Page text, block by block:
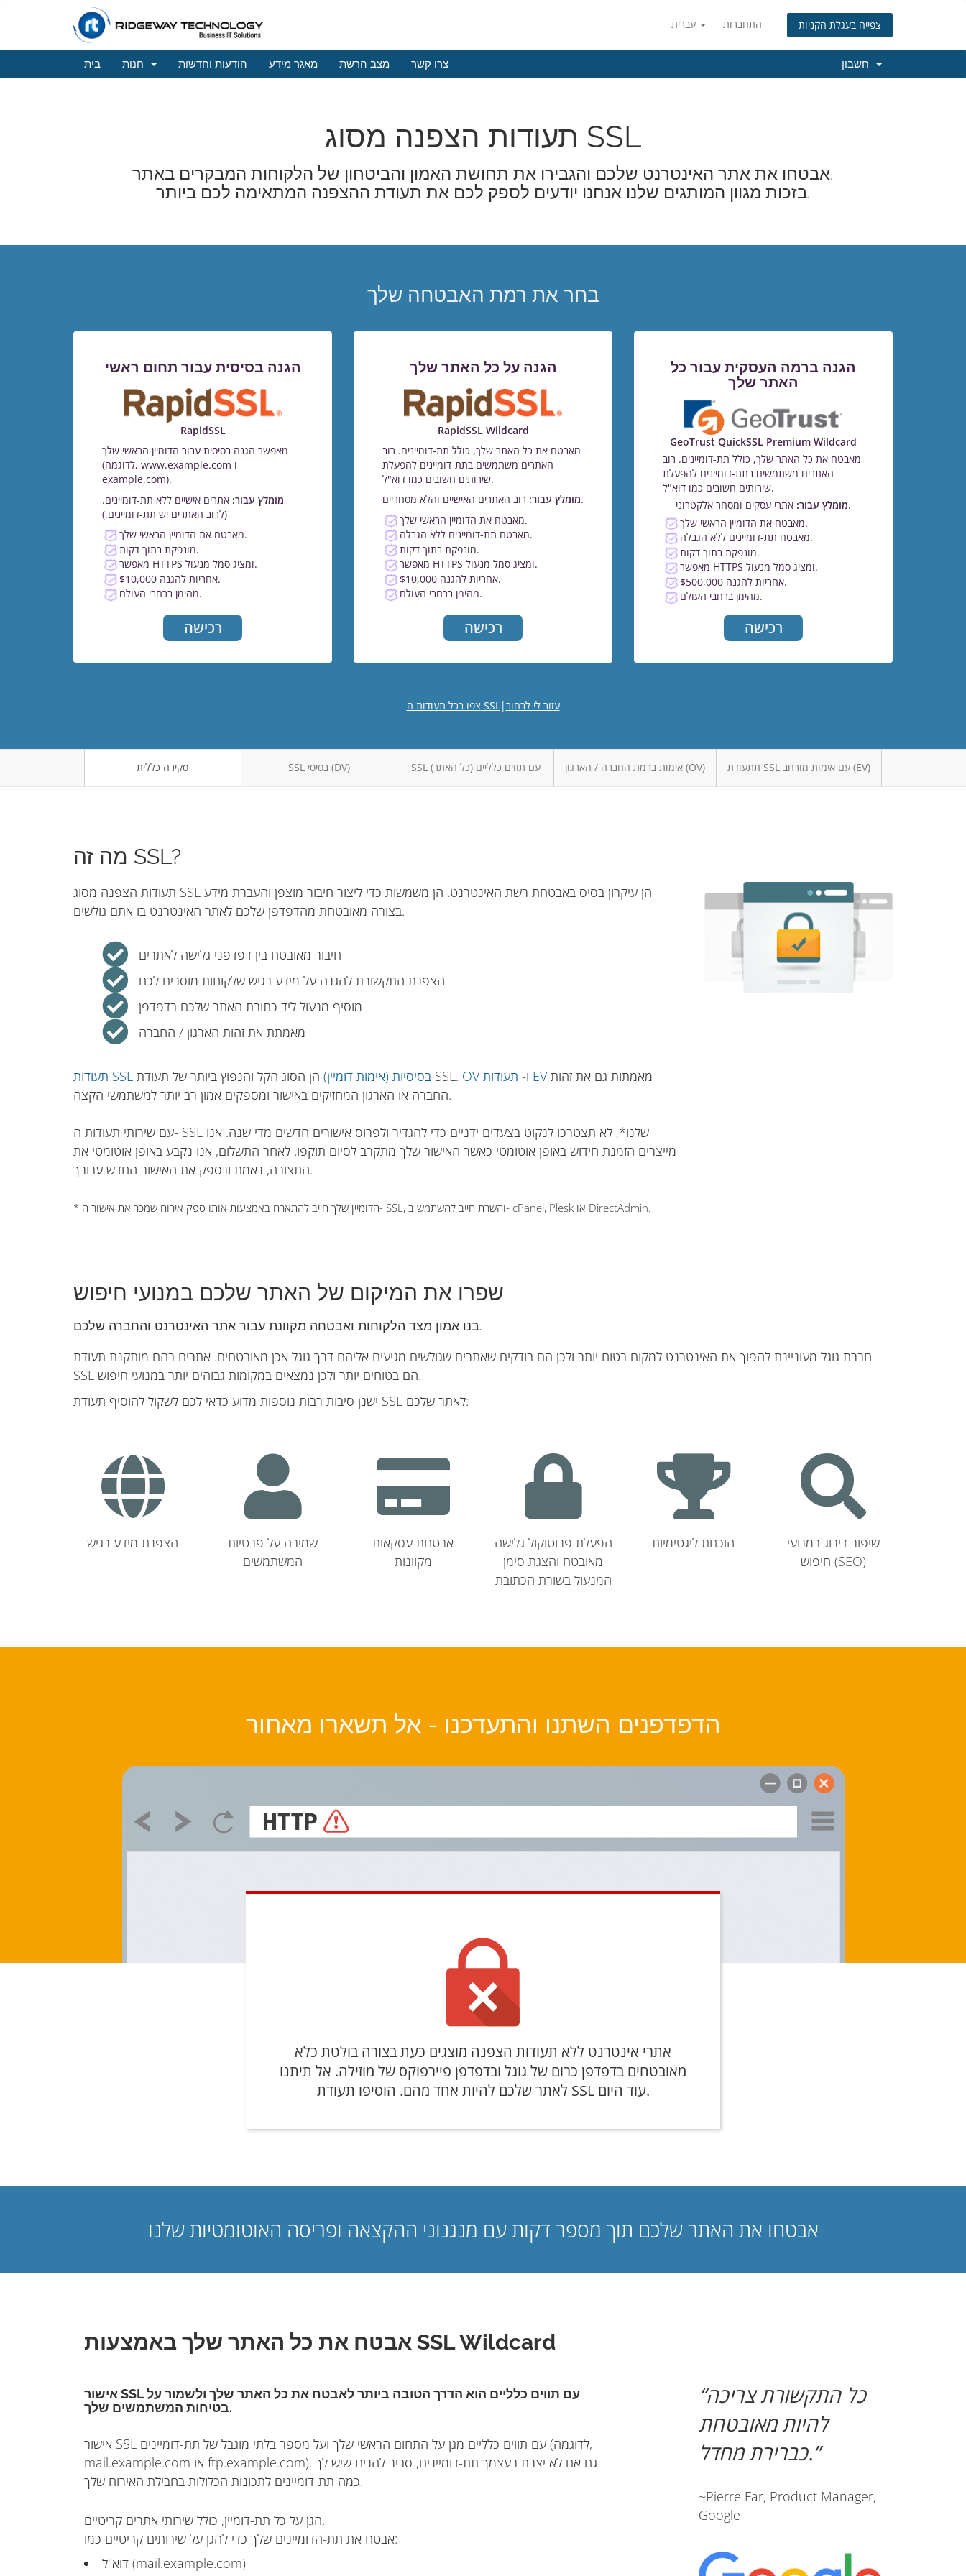
התחברות צפייה בעגלת הקניות
בית הודעות וחדשות מאגר מידע מצב הרשת צרו קשר
תעודות הצפנה מסוג SSL
אבטחו את אתר האינטרנט שלכם והגבירו את תחושת האמון והביטחון של הלקוחות המבקרים באתר.
בזכות מגוון המותגים שלנו אנחנו יודעים לספק לכם את תעודת ההצפנה המתאימה לכם ביותר.
בחר את רמת האבטחה שלך
הגנה בסיסית עבור תחום ראשי
RapidSSL
מאפשר הגנה בסיסית עבור הדומיין הראשי שלך
(לדוגמה, www.example.com ו-
example.com).
מומלץ עבור: אתרים אישיים ללא תת-דומיינים.
(לרוב האתרים יש תת-דומיינים.)
מאבטח את הדומיין הראשי שלך.
מונפקת בתוך דקות.
מאפשר HTTPS ומציג סמל מנעול.
$10,000 אחריות להגנה.
מהימן ברחבי העולם.
רכישה
הגנה על כל האתר שלך
RapidSSL Wildcard
מאבטח את כל האתר שלך, כולל תת-דומיינים. רוב
האתרים משתמשים בתת-דומיינים להפעלת
שירותים חשובים כמו דוא"ל.
מומלץ עבור:רוב האתרים האישיים והלא מסחריים.
מאבטח את הדומיין הראשי שלך.
מאבטח תת-דומיינים ללא הגבלה.
מונפקת בתוך דקות.
מאפשר HTTPS ומציג סמל מנעול.
$10,000 אחריות להגנה.
מהימן ברחבי העולם.
רכישה
הגנה ברמה העסקית עבור כל
האתר שלך
GeoTrust QuickSSL Premium Wildcard
מאבטח את כל האתר שלך, כולל תת-דומיינים. רוב
האתרים משתמשים בתת-דומיינים להפעלת
שירותים חשובים כמו דוא"ל.
מומלץ עבור:אתרי עסקים ומסחר אלקטרוני.
מאבטח את הדומיין הראשי שלך.
מאבטח תת-דומיינים ללא הגבלה.
מונפקת בתוך דקות.
מאפשר HTTPS ומציג סמל מנעול.
$500,000 אחריות להגנה.
מהימן ברחבי העולם.
רכישה
צפו בכל תעודות ה SSL |עזור לי לבחור
סקירה כללית SSL בסיסי (DV) SSL עם תווים כלליים (כל האתר) אימות ברמת החברה / הארגון (OV) תתעודת SSL עם אימות מורחב (EV)
מה זה SSL?
תעודות הצפנה מסוג SSL הן עיקרון בסיס באבטחת רשת האינטרנט. הן משמשות כדי ליצור חיבור מוצפן והעברת מידע
בצורה מאובטחת מהדפדפן שלכם לאתר האינטרנט בו אתם גולשים.
חיבור מאובטח בין דפדפני גלישה לאתרים
הצפנת התקשורת להגנה על מידע רגיש שלקוחות מוסרים לכם
מוסיף מנעול ליד כתובת האתר שלכם בדפדפן
מאמתת את זהות הארגון / החברה
תעודות SSL בסיסיות (אימות דומיין) הן הסוג הקל והנפוץ ביותר של תעודת SSL. OV ו- תעודות EVמאמתות גם את זהות
החברה או הארגון המחזיקים באישור ומספקים אמון רב יותר למשתמשי הקצה.
עם שירותי תעודות ה- SSL שלנו*, לא תצטרכו לנקוט בצעדים ידניים כדי להגדיר ולפרוס אישורים חדשים מדי שנה. אנו
מייצרים הזמנת חידוש באופן אוטומטי כאשר האישור שלך מתקרב לסיום תוקפו. לאחר התשלום, אנו נקבע באופן אוטומטי את
התצורה, נאמת ונספק את האישור החדש עבורך.
* הדומיין שלך חייב להתארח באמצעות אותו ספק אירוח שמכר את אישור ה- SSL, והשרת חייב להשתמש ב- cPanel, Plesk או DirectAdmin.
שפרו את המיקום של האתר שלכם במנועי חיפוש
בנו אמון מצד הלקוחות ואבטחה מקוונת עבור אתר האינטרנט והחברה שלכם.
חברת גוגל מעוניינת להפוך את האינטרנט למקום בטוח יותר ולכן הם בודקים שאתרים שגולשים מגיעים אליהם דרך גוגל אכן מאובטחים. אתרים בהם מותקנת תעודת
SSL הם בטוחים יותר ולכן נמצאים במקומות גבוהים יותר במנועי חיפוש.
ישנן סיבות רבות נוספות מדוע כדאי לכם לשקול להוסיף תעודת SSL לאתר שלכם:
הצפנת מידע רגיש
שמירה על פרטיות
המשתמשים
אבטחת עסקאות
מקוונות
הפעלת פרוטוקול גלישה
מאובטח והצגת סימן
המנעול בשורת הכתובת
הוכחת ליגטימיות
שיפור דירוג במנועי
חיפוש (SEO)
הדפדפנים השתנו והתעדכנו - אל תשארו מאחור
אתרי אינטרנט ללא תעודות הצפנה מוצגים כעת בצורה בולטת כלא
מאובטחים בדפדפן כרום של גוגל ובדפדפן פיירפוקס של מוזילה. אל תיתנו
לאתר שלכם להיות אחד מהם. הוסיפו תעודת SSL עוד היום.
אבטחו את האתר שלכם תוך מספר דקות עם מנגנוני ההקצאה ופריסה האוטומטיות שלנו
אבטח את כל האתר שלך באמצעות SSL Wildcard
אישור SSL עם תווים כלליים הוא הדרך הטובה ביותר לאבטח את כל האתר שלך ולשמור על
בטיחות המשתמשים שלך.
אישור SSL עם תווים כלליים מגן על התחום הראשי שלך ועל מספר בלתי מוגבל של תת-דומיינים (לדוגמה,
mail.example.com או ftp.example.com). גם אם לא יצרת בעצמך תת-דומיינים, סביר להניח שיש לך
כמה תת-דומיינים לתכונות הכלולות בחבילת האירוח שלך.
הגן על כל תת-דומיין, כולל שירותי אתרים קריטיים.
אבטח את תת-הדומיינים שלך כדי להגן על שירותים קריטיים כמו:
דוא"ל (mail.example.com)
כל התקשורת צריכה
להיות מאובטחת
כברירת מחדל.
~Pierre Far, Product Manager,
Google